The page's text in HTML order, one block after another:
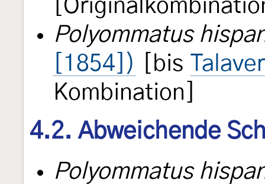
Polyommatus
[1854])
[bis
Kombination]
4.2. Abweichende
Polyommatus